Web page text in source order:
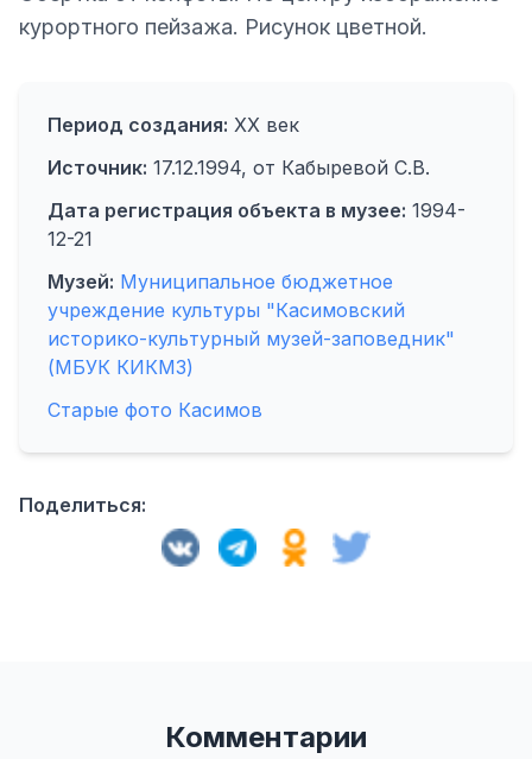
курортного пейзажа. Рисунок цветной.
Период создания: XX век
Источник: 17.12.1994, от Кабыревой С.В.
Дата регистрация объекта в музее: 1994-
12-21
Музей: Муниципальное бюджетное
учреждение культуры "Касимовский
историко-культурный музей-заповедник"
(МБУК КИКМЗ)
Старые фото Касимов
Поделиться:
Комментарии